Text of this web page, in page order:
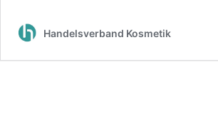
Handelsverband Kosmetik